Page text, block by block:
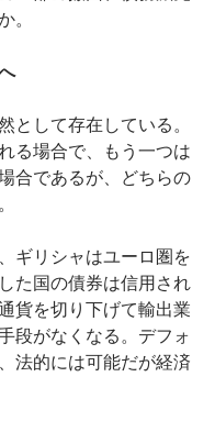
。
として存在している。
る場合で、もう一つは
合であるが、どちらの
ギリシャはユーロ圏を
た国の債券は信用され
貨を切り下げて輸出業
段がなくなる。デフォ
法的には可能だが経済